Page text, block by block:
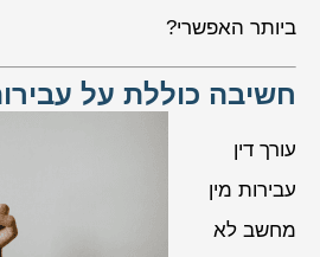
ביותר האפשרי?
חשיבה כוללת על
עורך דין
עבירות מין
מחשב לא